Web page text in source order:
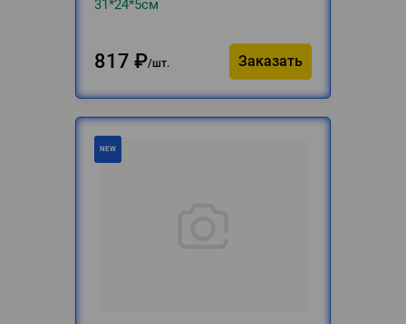
31*24*5см
817 ₽ шт. Заказать